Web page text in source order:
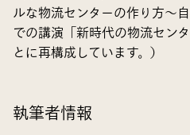
ルな物流センターの作り方～
での講演「新時代の物流セン
とに再構成しています。）
執筆者情報